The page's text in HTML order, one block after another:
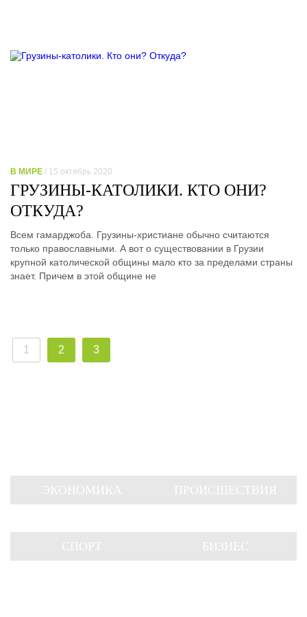
В МИРЕ / 15 октябрь 2020
ГРУЗИНЫ-КАТОЛИКИ. КТО ОНИ?
ОТКУДА?
Всем гамарджоба. Грузины-христиане обычно считаются
только православными. А вот о существовании в Грузии
крупной католической общины мало кто за пределами страны
знает. Причем в этой общине не
1 2 3